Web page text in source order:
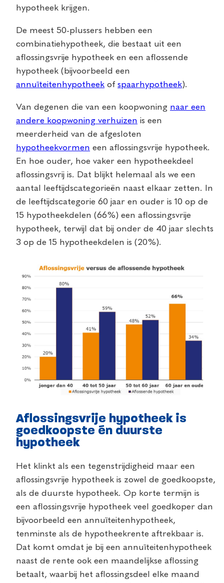
hypotheek krijgen.
De meest 50-plussers hebben een
combinatiehypotheek, die bestaat uit een
aflossingsvrije hypotheek en een aflossende
hypotheek (bijvoorbeeld een
annuïteitenhypotheek of spaarhypotheek).
Van degenen die van een koopwoning naar een
andere koopwoning verhuizen is een
meerderheid van de afgesloten
hypotheekvormen een aflossingsvrije hypotheek.
En hoe ouder, hoe vaker een hypotheekdeel
aflossingsvrij is. Dat blijkt helemaal als we een
aantal leeftijdscategorieën naast elkaar zetten. In
de leeftijdscategorie 60 jaar en ouder is 10 op de
15 hypotheekdelen (66%) een aflossingsvrije
hypotheek, terwijl dat bij onder de 40 jaar slechts
3 op de 15 hypotheekdelen is (20%).
Aflossingsvrije hypotheek is
goedkoopste én duurste
hypotheek
Het klinkt als een tegenstrijdigheid maar een
aflossingsvrije hypotheek is zowel de goedkoopste,
als de duurste hypotheek. Op korte termijn is
een aflossingsvrije hypotheek veel goedkoper dan
bijvoorbeeld een annuïteitenhypotheek,
tenminste als de hypotheekrente aftrekbaar is.
Dat komt omdat je bij een annuïteitenhypotheek
naast de rente ook een maandelijkse aflossing
betaalt, waarbij het aflossingsdeel elke maand